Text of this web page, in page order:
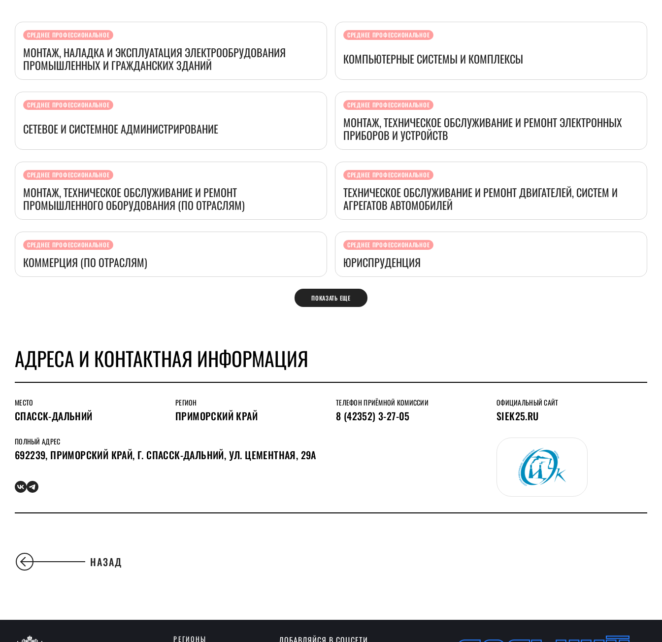
СРЕДНЕЕ ПРОФЕССИОНАЛЬНОЕ
МОНТАЖ, НАЛАДКА И ЭКСПЛУАТАЦИЯ ЭЛЕКТРООБРУДОВАНИЯ
ПРОМЫШЛЕННЫХ И ГРАЖДАНСКИХ ЗДАНИЙ
СРЕДНЕЕ ПРОФЕССИОНАЛЬНОЕ
КОМПЬЮТЕРНЫЕ СИСТЕМЫ И КОМПЛЕКСЫ
СРЕДНЕЕ ПРОФЕССИОНАЛЬНОЕ
СЕТЕВОЕ И СИСТЕМНОЕ АДМИНИСТРИРОВАНИЕ
СРЕДНЕЕ ПРОФЕССИОНАЛЬНОЕ
МОНТАЖ, ТЕХНИЧЕСКОЕ ОБСЛУЖИВАНИЕ И РЕМОНТ ЭЛЕКТРОННЫХ
ПРИБОРОВ И УСТРОЙСТВ
СРЕДНЕЕ ПРОФЕССИОНАЛЬНОЕ
МОНТАЖ, ТЕХНИЧЕСКОЕ ОБСЛУЖИВАНИЕ И РЕМОНТ
ПРОМЫШЛЕННОГО ОБОРУДОВАНИЯ (ПО ОТРАСЛЯМ)
СРЕДНЕЕ ПРОФЕССИОНАЛЬНОЕ
ТЕХНИЧЕСКОЕ ОБСЛУЖИВАНИЕ И РЕМОНТ ДВИГАТЕЛЕЙ, СИСТЕМ И
АГРЕГАТОВ АВТОМОБИЛЕЙ
СРЕДНЕЕ ПРОФЕССИОНАЛЬНОЕ
КОММЕРЦИЯ (ПО ОТРАСЛЯМ)
СРЕДНЕЕ ПРОФЕССИОНАЛЬНОЕ
ЮРИСПРУДЕНЦИЯ
ПОКАЗАТЬ ЕЩЕ
АДРЕСА И КОНТАКТНАЯ ИНФОРМАЦИЯ
МЕСТО
СПАССК-ДАЛЬНИЙ
РЕГИОН
ПРИМОРСКИЙ КРАЙ
ОФИЦИАЛЬНЫЙ САЙТ
SIEK25.RU
ТЕЛЕФОН ПРИЁМНОЙ КОМИССИИ
8 (42352) 3-27-05
ПОЛНЫЙ АДРЕС
692239, ПРИМОРСКИЙ КРАЙ, Г. СПАССК-ДАЛЬНИЙ, УЛ. ЦЕМЕНТНАЯ, 29А
НАЗАД
РЕГИОНЫ